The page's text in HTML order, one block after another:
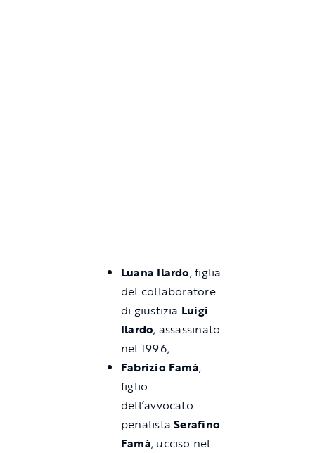
Luana Ilardo, figlia
del collaboratore
di giustizia Luigi
Ilardo, assassinato
nel 1996;
Fabrizio Famà,
figlio
dell’avvocato
penalistaSerafino
Famà, ucciso nel